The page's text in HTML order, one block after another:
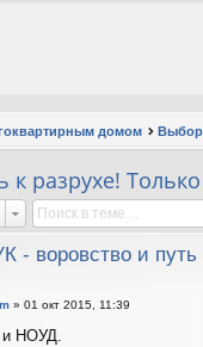
домом Выбор
к разрухе!
- воровство и путь
» 01 окт 2015, 11:39
НОУД.